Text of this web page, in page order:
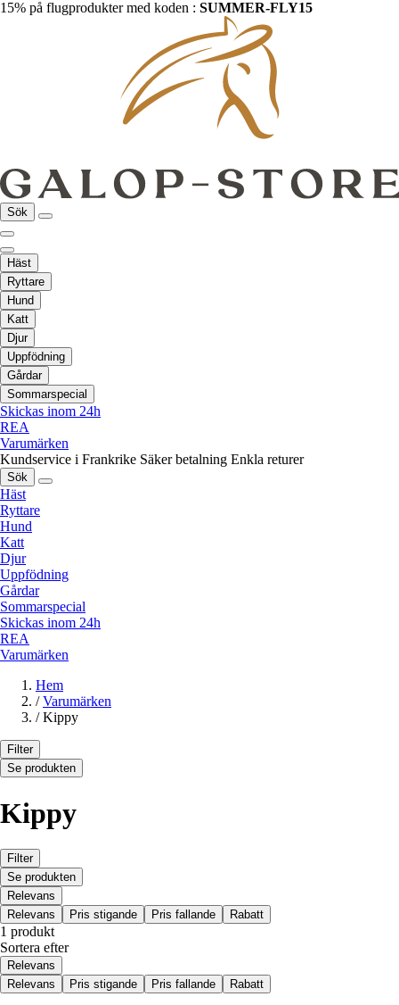
15% på flugprodukter med koden : SUMMER-FLY15
Sök
Häst
Ryttare
Hund
Katt
Djur
Uppfödning
Gårdar
Sommarspecial
Skickas inom 24h
REA
Varumärken
Kundservice i Frankrike Säker betalning Enkla returer
Sök
Häst
Ryttare
Hund
Katt
Djur
Uppfödning
Gårdar
Sommarspecial
Skickas inom 24h
REA
Varumärken
Hem
/ Varumärken
/ Kippy
Filter
Se produkten
Kippy
Filter
Se produkten
Relevans
Relevans
Pris stigande Pris fallande Rabatt
1 produkt
Sortera efter
Relevans
Relevans
Pris stigande Pris fallande Rabatt